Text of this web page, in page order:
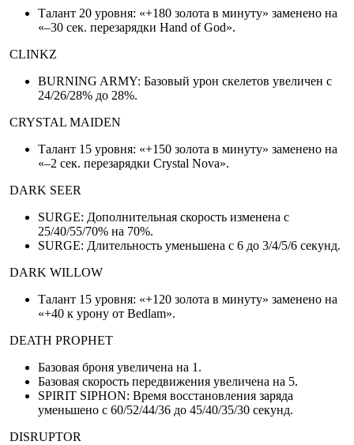
Талант 20 уровня: «+180 золота в минуту» заменено на
«–30 сек. перезарядки Hand of God».
CLINKZ
BURNING ARMY: Базовый урон скелетов увеличен с
24/26/28% до 28%.
CRYSTAL MAIDEN
Талант 15 уровня: «+150 золота в минуту» заменено на
«–2 сек. перезарядки Crystal Nova».
DARK SEER
SURGE: Дополнительная скорость изменена с
25/40/55/70% на 70%.
SURGE: Длительность уменьшена с 6 до 3/4/5/6 секунд.
DARK WILLOW
Талант 15 уровня: «+120 золота в минуту» заменено на
«+40 к урону от Bedlam».
DEATH PROPHET
Базовая броня увеличена на 1.
Базовая скорость передвижения увеличена на 5.
SPIRIT SIPHON: Время восстановления заряда
уменьшено с 60/52/44/36 до 45/40/35/30 секунд.
DISRUPTOR